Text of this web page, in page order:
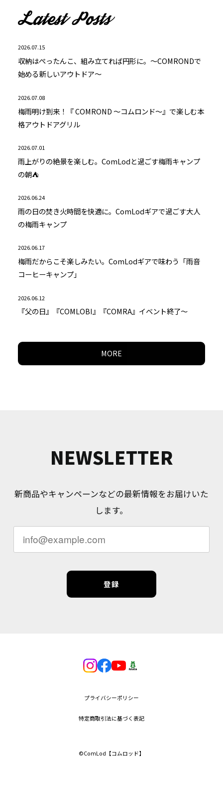
2026.07.15
収納はぺったんこ、組み立てれば円形に。～COMRONDで
始める新しいアウトドア～
2026.07.08
梅雨明け到来！『 COMROND ～コムロンド～』で楽しむ本
格アウトドアグリル
2026.07.01
雨上がりの絶景を楽しむ。ComLodと過ごす梅雨キャンプ
の朝⛺
2026.06.24
雨の日の焚き火時間を快適に。ComLodギアで過ごす大人
の梅雨キャンプ
2026.06.17
梅雨だからこそ楽しみたい。ComLodギアで味わう「雨音
コーヒーキャンプ」
2026.06.12
『父の日』『COMLOBI』『COMRA』イベント終了～
MORE
NEWSLETTER
新商品やキャンペーンなどの最新情報をお届けいた
します。
登録
プライバシーポリシー
特定商取引法に基づく表記
©︎ComLod【コムロッド】